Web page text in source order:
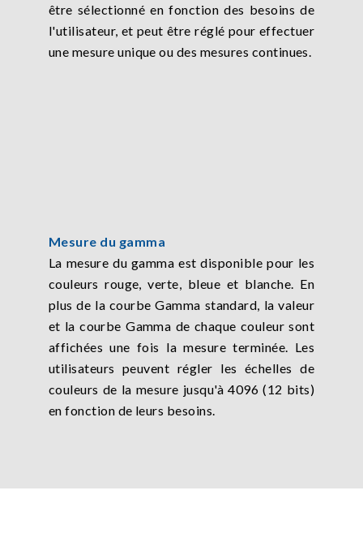
être sélectionné en fonction des besoins de
l'utilisateur, et peut être réglé pour effectuer
une mesure unique ou des mesures continues.
Mesure du gamma
La mesure du gamma est disponible pour les
couleurs rouge, verte, bleue et blanche. En
plus de la courbe Gamma standard, la valeur
et la courbe Gamma de chaque couleur sont
affichées une fois la mesure terminée. Les
utilisateurs peuvent régler les échelles de
couleurs de la mesure jusqu'à 4096 (12 bits)
en fonction de leurs besoins.